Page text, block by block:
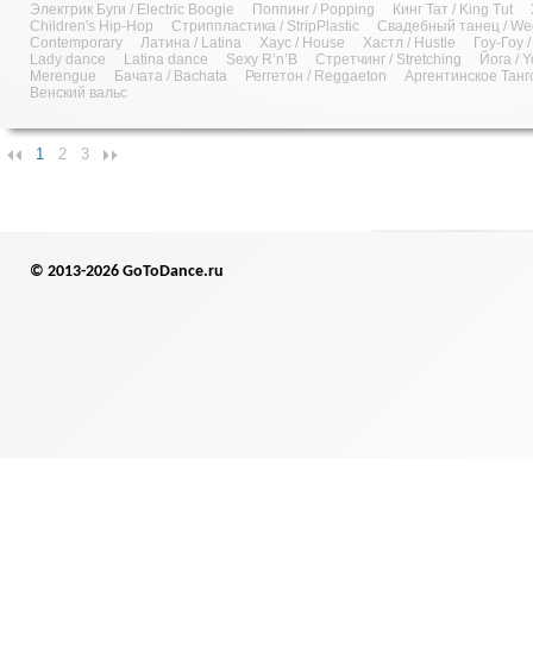
Электрик Буги / Electric Boogie Поппинг / Popping Кинг Тат / King Tut
Children's Hip-Hop
Стриппластика / StripPlastic
Свадебный танец /
Contemporary
Латина / Latina Хаус / House Хастл / Hustle
Гоу-Гоу
Lady dance
Latina dance Sexy R’n’B Стретчинг / Stretching
Йога /
Merengue
Бачата / Bachata Реггетон / Reggaeton
Аргентинское
Венский вальс
1 2 3
© 2013-2026 GoToDance.ru